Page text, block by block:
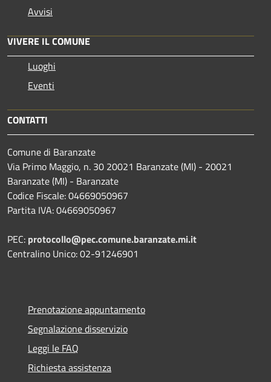
Avvisi
VIVERE IL COMUNE
Luoghi
Eventi
CONTATTI
Comune di Baranzate
Via Primo Maggio, n. 30 20021 Baranzate (MI) - 20021
Baranzate (MI) - Baranzate
Codice Fiscale: 04669050967
Partita IVA: 04669050967
PEC: protocollo@pec.comune.baranzate.mi.it
Centralino Unico: 02-91246901
Prenotazione appuntamento
Segnalazione disservizio
Leggi le FAQ
Richiesta assistenza